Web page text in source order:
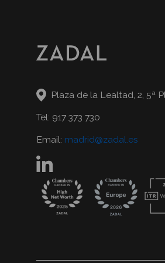
Plaza de la Lealtad, 2, 5ª
Tel: 917 373 730
Email: madrid@zadal.es